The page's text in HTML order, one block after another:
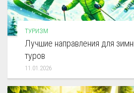
ТУРИЗМ
Лучшие направления для
туров
11.01.2026